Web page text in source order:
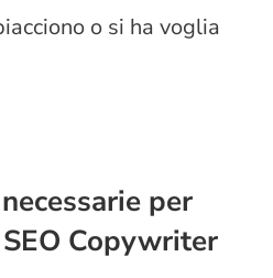
o si ha voglia
per
Copywriter